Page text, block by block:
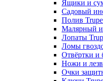
Ящики и
Садовый
Полив
Малярный
Лопаты
Ломы
Отвёртки и
Ножи и
Очки